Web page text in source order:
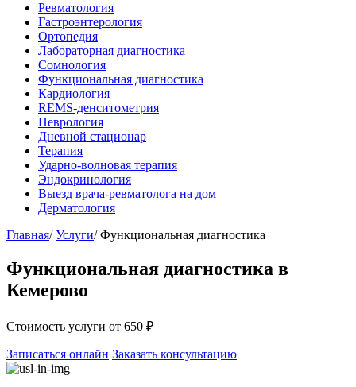
Ревматология
Гастроэнтерология
Ортопедия
Лабораторная диагностика
Сомнология
Функциональная диагностика
Кардиология
REMS-денситометрия
Неврология
Дневной стационар
Терапия
Ударно-волновая терапия
Эндокринология
Выезд врача-ревматолога на дом
Дерматология
Главная/ Услуги/ Функциональная диагностика
Функциональная диагностика в
Кемерово
Стоимость услуги от 650 ₽
Записаться онлайн Заказать консультацию